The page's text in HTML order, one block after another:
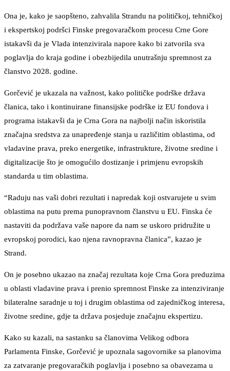
Ona je, kako je saopšteno, zahvalila Strandu na političkoj, tehničkoj
i ekspertskoj podršci Finske pregovaračkom procesu Crne Gore
istakavši da je Vlada intenzivirala napore kako bi zatvorila sva
poglavlja do kraja godine i obezbijedila unutrašnju spremnost za
članstvo 2028. godine.
Gorčević je ukazala na važnost, kako političke podrške država
članica, tako i kontinuirane finansijske podrške iz EU fondova i
programa istakavši da je Crna Gora na najbolji način iskoristila
značajna sredstva za unapređenje stanja u različitim oblastima, od
vladavine prava, preko energetike, infrastrukture, životne sredine i
digitalizacije što je omogućilo dostizanje i primjenu evropskih
standarda u tim oblastima.
“Raduju nas vaši dobri rezultati i napredak koji ostvarujete u svim
oblastima na putu prema punopravnom članstvu u EU. Finska će
nastaviti da podržava vaše napore da nam se uskoro pridružite u
evropskoj porodici, kao njena ravnopravna članica”, kazao je
Strand.
On je posebno ukazao na značaj rezultata koje Crna Gora preduzima
u oblasti vladavine prava i prenio spremnost Finske za intenziviranje
bilateralne saradnje u toj i drugim oblastima od zajedničkog interesa,
životne sredine, gdje ta država posjeduje značajnu ekspertizu.
Kako su kazali, na sastanku sa članovima Velikog odbora
Parlamenta Finske, Gorčević je upoznala sagovornike sa planovima
za zatvaranje pregovaračkih poglavlja i posebno sa obavezama u